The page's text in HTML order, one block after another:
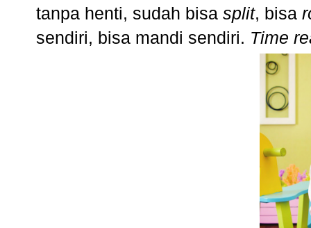
tanpa henti, sudah bisa split, bisa
sendiri, bisa mandi sendiri. Time